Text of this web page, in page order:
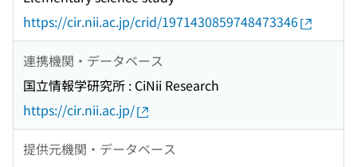
https://cir.nii.ac.jp/crid/1971430859748473346
連携機関・データベース
国立情報学研究所 : CiNii Research
https://cir.nii.ac.jp/
提供元機関・データベース